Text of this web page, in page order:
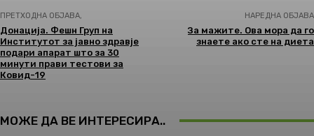
ПРЕТХОДНА ОБЈАВА,
Донација. Фешн Груп на
Институтот за јавно здравје
подари апарат што за 30
минути прави тестови за
Ковид-19
НАРЕДНА ОБЈАВА
За мажите. Ова мора да го
знаете ако сте на диета
МОЖЕ ДА ВЕ ИНТЕРЕСИРА..